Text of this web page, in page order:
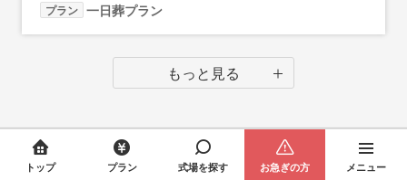
プラン 一日葬プラン
もっと見る
トップ プラン 式場を探す お急ぎの方 メニュー